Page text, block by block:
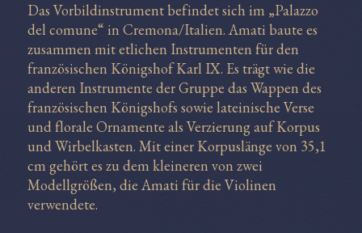
Das Vorbildinstrument befindet sich im „Palazzo
del comune“ in Cremona/Italien. Amati baute es
zusammen mit etlichen Instrumenten für den
französischen Königshof Karl IX. Es trägt wie die
anderen Instrumente der Gruppe das Wappen des
französischen Königshofs sowie lateinische Verse
und florale Ornamente als Verzierung auf Korpus
und Wirbelkasten. Mit einer Korpuslänge von 35,1
cm gehört es zu dem kleineren von zwei
Modellgrößen, die Amati für die Violinen
verwendete.